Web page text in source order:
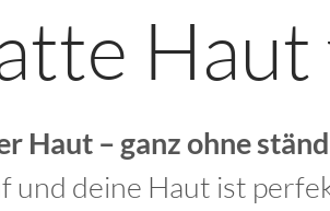
Haut – ganz ohne
und deine Haut ist